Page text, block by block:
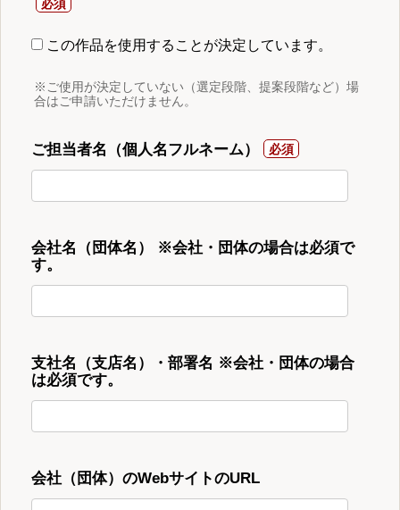
この作品を使用することが決定しています。
※ご使用が決定していない（選定段階、提案段階など）場
合はご申請いただけません。
ご担当者名（個人名フルネーム）
会社名（団体名） ※会社・団体の場合は必須で
す。
支社名（支店名）・部署名 ※会社・団体の場合
は必須です。
会社（団体）のWebサイトのURL